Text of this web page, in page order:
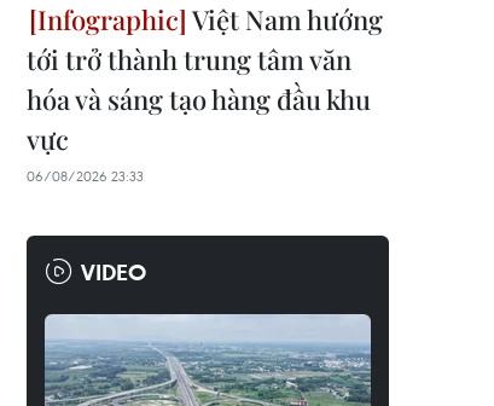
Việt Nam hướng
tới trở thành trung tâm văn
hóa và sáng tạo hàng đầu khu
vực
06/08/2026 23:33
VIDEO